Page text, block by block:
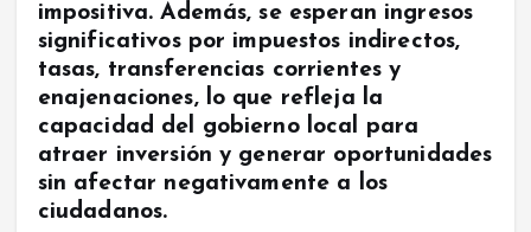
impositiva. Además, se esperan ingresos
significativos por impuestos indirectos,
tasas, transferencias corrientes y
enajenaciones, lo que refleja la
capacidad del gobierno local para
atraer inversión y generar oportunidades
sin afectar negativamente a los
ciudadanos.